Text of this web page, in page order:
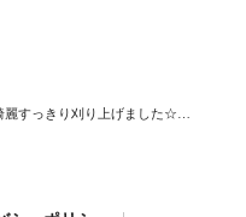
麗すっきり刈り上げました☆…